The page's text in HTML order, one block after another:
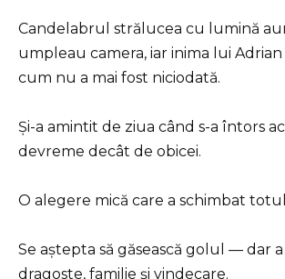
Candelabrul strălucea cu lumină
umpleau camera, iar inima lui Adrian
cum nu a mai fost niciodată.
Și-a amintit de ziua când s-a întors
devreme decât de obicei.
O alegere mică care a schimbat
Se aștepta să găsească golul — dar a
dragoste, familie și vindecare.